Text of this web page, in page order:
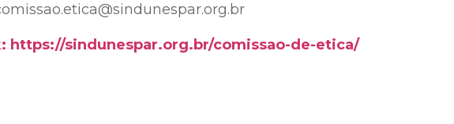
https://sindunespar.org.br/comissao-de-etica/